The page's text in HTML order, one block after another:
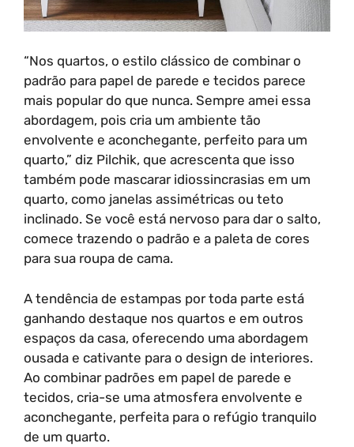
“Nos quartos, o estilo clássico de combinar o
padrão para papel de parede e tecidos parece
mais popular do que nunca. Sempre amei essa
abordagem, pois cria um ambiente tão
envolvente e aconchegante, perfeito para um
quarto,” diz Pilchik, que acrescenta que isso
também pode mascarar idiossincrasias em um
quarto, como janelas assimétricas ou teto
inclinado. Se você está nervoso para dar o salto,
comece trazendo o padrão e a paleta de cores
para sua roupa de cama.
A tendência de estampas por toda parte está
ganhando destaque nos quartos e em outros
espaços da casa, oferecendo uma abordagem
ousada e cativante para o design de interiores.
Ao combinar padrões em papel de parede e
tecidos, cria-se uma atmosfera envolvente e
aconchegante, perfeita para o refúgio tranquilo
de um quarto.